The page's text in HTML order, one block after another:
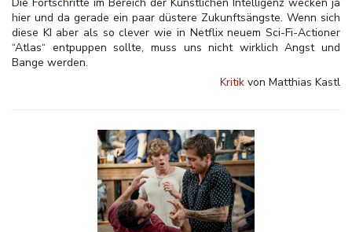
hier und da gerade ein paar düstere Zukunftsängste. Wenn sich
diese KI aber als so clever wie in Netflix neuem Sci-Fi-Actioner
“Atlas“ entpuppen sollte, muss uns nicht wirklich Angst und
Bange werden.
Kritik von Matthias Kastl